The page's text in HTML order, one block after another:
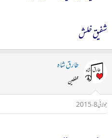
شفیق خلش
طارق شاہ
محفلین
جولائی 8، 2015